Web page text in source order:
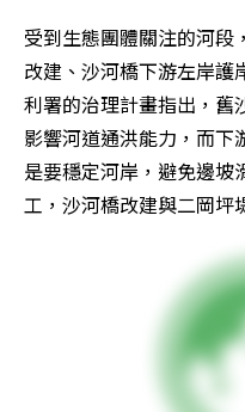
受到生態團體關注的河段
改建、沙河橋下游左岸護
利署的治理計畫指出，舊
影響河道通洪能力，而下
是要穩定河岸，避免邊坡
工，沙河橋改建與二岡坪